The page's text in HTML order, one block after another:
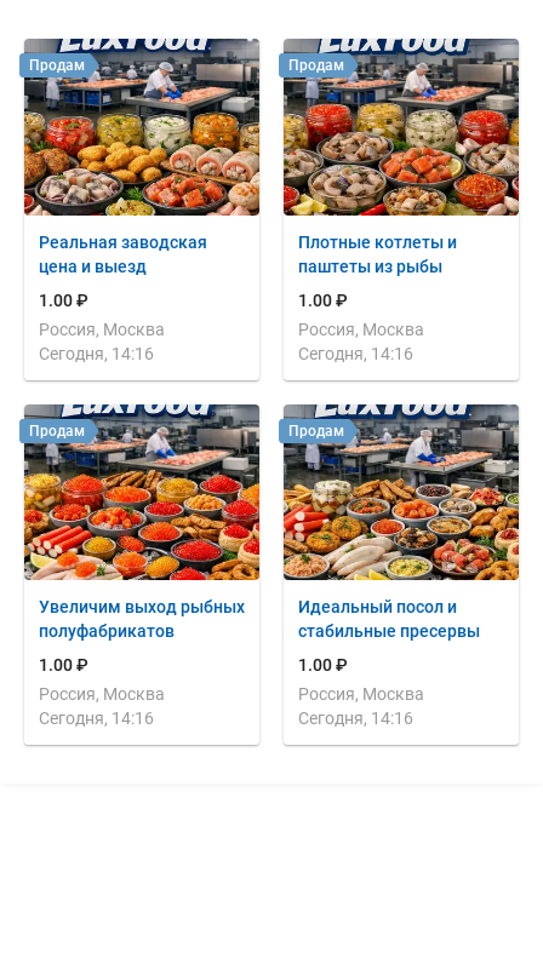
Реальная заводская
цена и выезд
1.00 ₽
Россия, Москва
Сегодня, 14:16
Продам
Плотные котлеты и
паштеты из рыбы
1.00 ₽
Россия, Москва
Сегодня, 14:16
Продам
Увеличим выход рыбных
полуфабрикатов
1.00 ₽
Россия, Москва
Сегодня, 14:16
Продам
Идеальный посол и
стабильные пресервы
1.00 ₽
Россия, Москва
Сегодня, 14:16
Продам